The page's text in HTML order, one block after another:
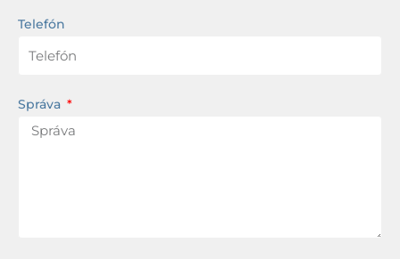
Telefón
Správa